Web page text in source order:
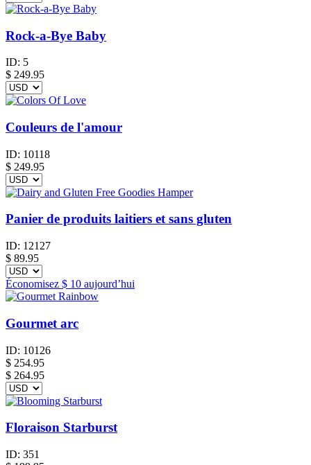
Rock-a-Bye Baby
ID: 5
$ 249.95
Couleurs de l'amour
ID: 10118
$ 249.95
Panier de produits laitiers et sans gluten
ID: 12127
$ 89.95
Économisez $ 10 aujourd’hui
Gourmet arc
ID: 10126
$ 254.95
$ 264.95
Floraison Starburst
ID: 351